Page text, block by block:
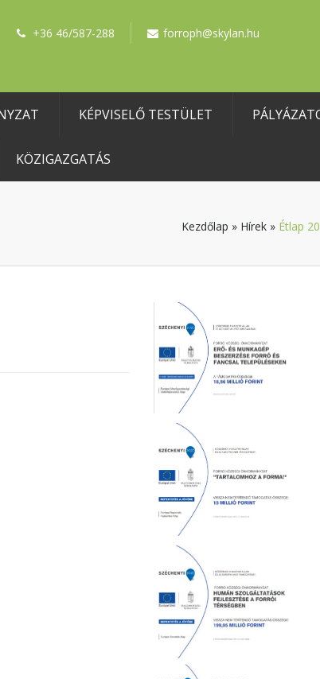
+36 46/587-288 forroph@skylan.hu
KÉPVISELŐ TESTÜLET
KÖZIGAZGATÁS
Kezdőlap » Hírek » Étlap